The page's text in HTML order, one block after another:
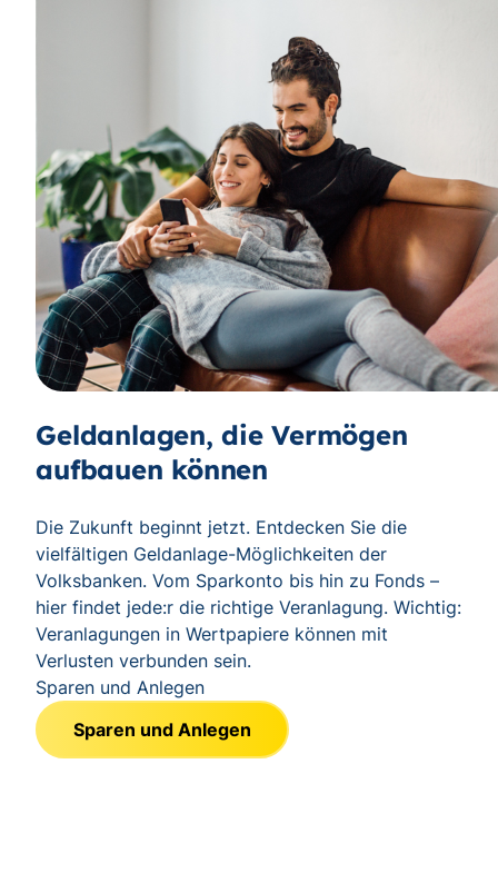
Geldanlagen, die Vermögen
aufbauen können
Die Zukunft beginnt jetzt. Entdecken Sie die
vielfältigen Geldanlage-Möglichkeiten der
Volksbanken. Vom Sparkonto bis hin zu Fonds –
hier findet jede:r die richtige Veranlagung. Wichtig:
Veranlagungen in Wertpapiere können mit
Verlusten verbunden sein.
Sparen und Anlegen
Sparen und Anlegen